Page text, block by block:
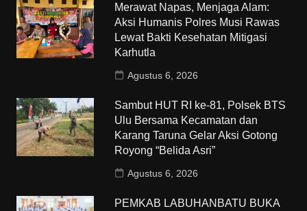
Merawat Napas, Menjaga Alam:
Aksi Humanis Polres Musi Rawas
Lewat Bakti Kesehatan Mitigasi
Karhutla
Agustus 6, 2026
Sambut HUT RI ke-81, Polsek BTS
Ulu Bersama Kecamatan dan
Karang Taruna Gelar Aksi Gotong
Royong “Belida Asri”
Agustus 6, 2026
PEMKAB LABUHANBATU BUKA